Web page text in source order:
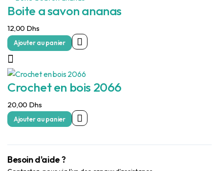
Boite a savon ananas
12,00 Dhs
Ajouter au panier
Crochet en bois 2066
20,00 Dhs
Ajouter au panier
Besoin d'aide ?